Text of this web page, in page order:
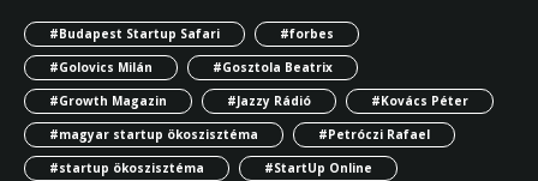
#Budapest Startup Safari
#forbes
#Golovics Milán
#Gosztola Beatrix
#Growth Magazin
#Jazzy Rádió
#Kovács Péter
#magyar startup ökoszisztéma
#Petróczi Rafael
#startup ökoszisztéma
#StartUp Online